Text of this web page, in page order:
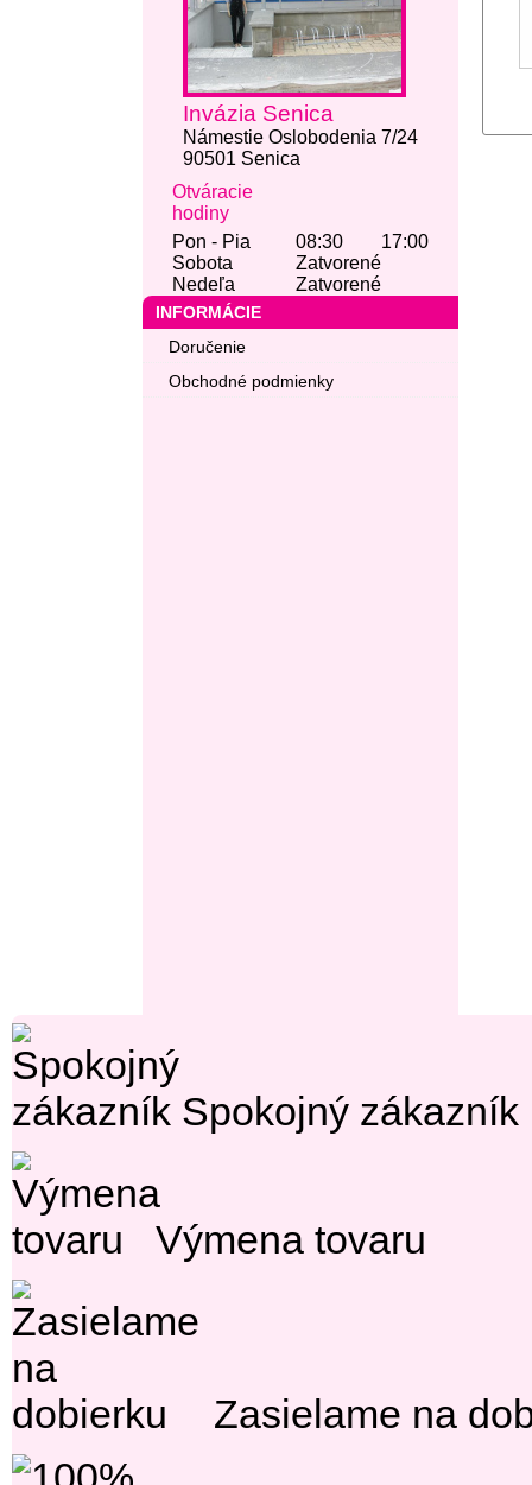
Invázia Senica
Námestie Oslobodenia 7/24
90501 Senica
Otváracie
hodiny
Pon - Pia
08:30
17:00
Sobota
Zatvorené
Nedeľa
Zatvorené
INFORMÁCIE
Doručenie
Obchodné podmienky
Spokojný zákazník
Výmena tovaru
Zasielame na